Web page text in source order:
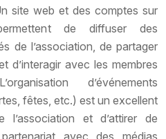
site web et des comptes sur
de diffuser des
de l’association, de partager
d’interagir avec les membres
d’événements
fêtes, etc.) est un excellent
et d’attirer de
avec des médias